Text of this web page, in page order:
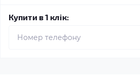
Купити в 1 клік: